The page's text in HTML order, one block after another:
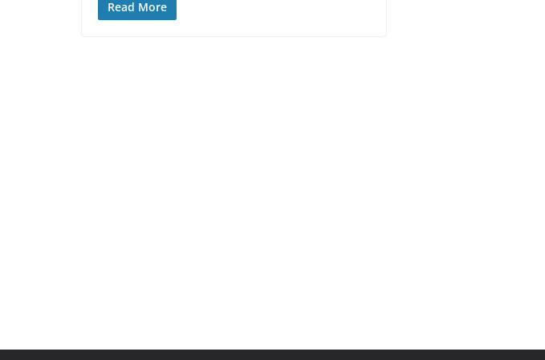
Read More